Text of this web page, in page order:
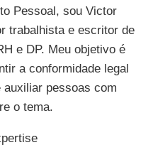
Pessoal, sou Victor
trabalhista e escritor de
e DP. Meu objetivo é
a conformidade legal
auxiliar pessoas com
o tema.